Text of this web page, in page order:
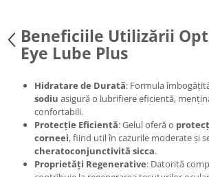
Beneficiile Utilizării
Eye Lube Plus
Hidratare de Durată: Formula
sodiu asigură o lubrifiere eficientă,
confortabili.​
Protecție Eficientă: Gelul oferă o
corneei, fiind util în cazurile moderate și
cheratoconjunctivită sicca.​
Proprietăți Regenerative: Datorită